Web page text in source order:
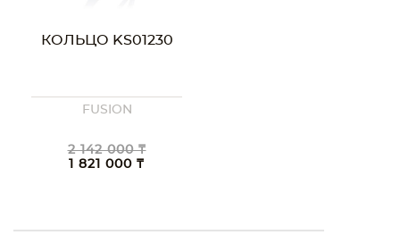
КОЛЬЦО KS01230
FUSION
2 142 000 ₸
1 821 000 ₸